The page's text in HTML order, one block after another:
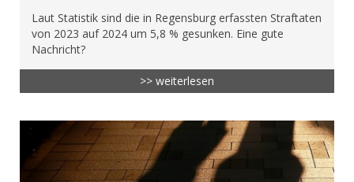
Laut Statistik sind die in Regensburg erfassten Straftaten
von 2023 auf 2024 um 5,8 % gesunken. Eine gute
Nachricht?
>> weiterlesen